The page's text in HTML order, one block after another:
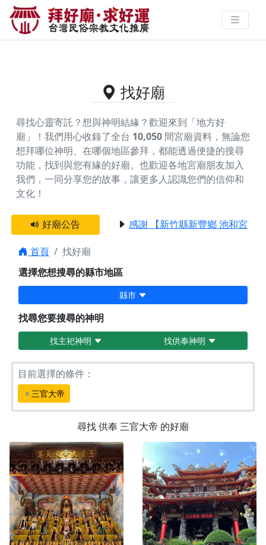
供奉三官大帝的好廟資料｜拜好廟
求好運 找到與您有緣的信仰
找好廟
尋找心靈寄託？想與神明結緣？歡迎來到「地方好
廟」！我們用心收錄了全台 10,050 間宮廟資料，無論您
想拜哪位神明、在哪個地區參拜，都能透過便捷的搜尋
功能，找到與您有緣的好廟。 也歡迎各地宮廟朋友加入
我們，一同分享您的故事，讓更多人認識您們的信仰和
文化！
好廟公告 感謝 【新竹縣新豐鄉 池和宮】 贊
首頁
找好廟
選擇您想搜尋的縣市地區
縣市
找尋您要搜尋的神明
找主祀神明 找供奉神明
目前選擇的條件：
三官大帝
尋找供奉 三官大帝 的好廟